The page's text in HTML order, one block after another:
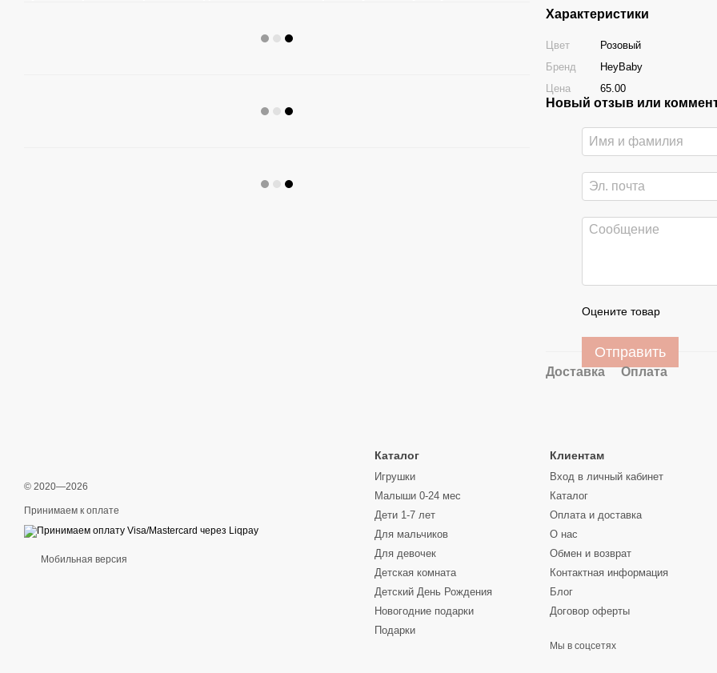
Характеристики
Цвет
Розовый
Бренд
HeyBaby
Цена
65.00
Новый отзыв или
Оцените товар
Отправить
Доставка Оплата
© 2020—2026
Принимаем к оплате
Мобильная версия
Каталог
Игрушки
Малыши 0-24 мес
Дети 1-7 лет
Для мальчиков
Для девочек
Детская комната
Детский День Рождения
Новогодние подарки
Подарки
Клиентам
Вход в личный кабинет
Каталог
Оплата и доставка
О нас
Обмен и возврат
Контактная информация
Блог
Договор оферты
Мы в соцсетях